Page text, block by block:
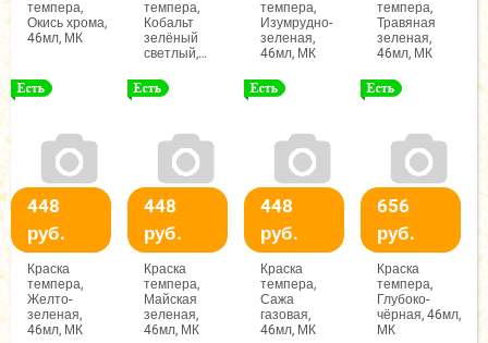
темпера,
Окись хрома,
46мл, МК
темпера,
Кобальт
зелёный
светлый,
темпера,
Изумрудно-
зеленая,
46мл, МК
темпера,
Травяная
зеленая,
46мл, МК
448
руб.
Краска
темпера,
Желто-
зеленая,
46мл, МК
448
руб.
Краска
темпера,
Майская
зеленая,
46мл, МК
448
руб.
Краска
темпера,
Сажа
газовая,
46мл, МК
656
руб.
Краска
темпера,
Глубоко-
чёрная, 46мл,
МК